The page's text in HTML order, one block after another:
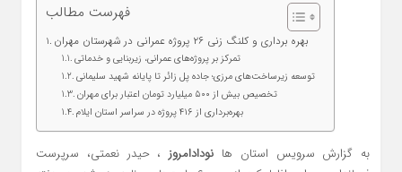
فهرست مطالب
بهره‌ برداری و کلنگ‌ زنی ۲۶ پروژه عمرانی در شهرستان مهران
تمرکز بر پروژه‌های عمرانی، زیربنایی و خدماتی
توسعه زیرساخت‌های مرزی؛ جاده پل زائر تا پایانه شهید سلیمانی
تخصیص بیش از ۵۰۰ میلیارد تومان اعتبار برای مهران
بهره‌برداری از ۴۱۶ پروژه در سراسر استان ایلام
به گزارش سرویس استان ها نودادامروز، حیدر نعمتی، سرپرست